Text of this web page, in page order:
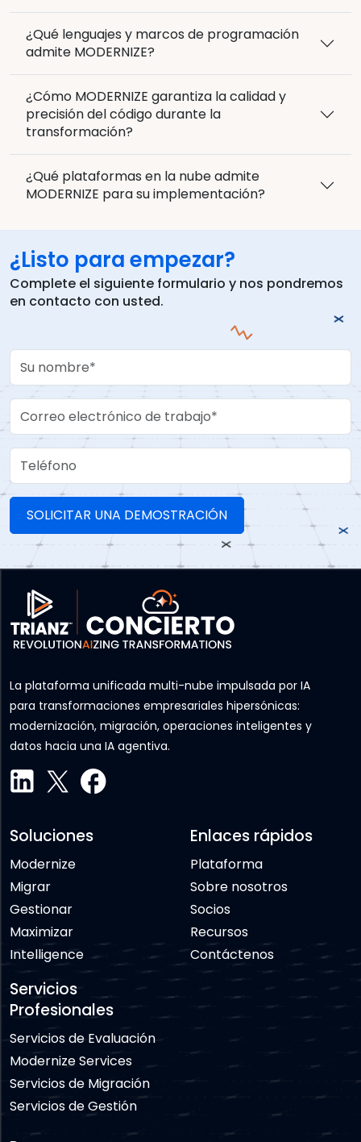
¿Qué lenguajes y marcos de programación
admite MODERNIZE?
¿Cómo MODERNIZE garantiza la calidad y
precisión del código durante la
transformación?
¿Qué plataformas en la nube admite
MODERNIZE para su implementación?
¿Listo para empezar?
Complete el siguiente formulario y nos pondremos
en contacto con usted.
Your Name
Work Email
Teléfono
La plataforma unificada multi-nube impulsada por IA
para transformaciones empresariales hipersónicas:
modernización, migración, operaciones inteligentes y
datos hacia una IA agentiva.
Soluciones
Modernize
Migrar
Gestionar
Maximizar
Intelligence
Servicios
Profesionales
Servicios de Evaluación
Modernize Services
Servicios de Migración
Servicios de Gestión
Enlaces rápidos
Plataforma
Sobre nosotros
Socios
Recursos
Contáctenos